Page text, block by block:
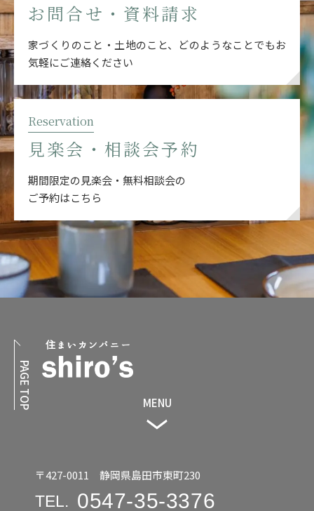
お問合せ・資料請求
家づくりのこと・土地のこと、どのようなことでもお
気軽にご連絡ください
Reservation
見楽会・相談会予約
期間限定の見楽会・無料相談会の
ご予約はこちら
MENU
〒427-0011 静岡県島田市東町230
TEL. 0547-35-3376
PAGE TOP